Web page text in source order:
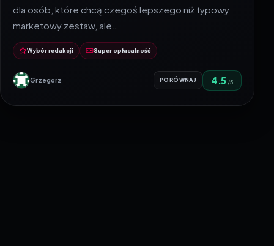
dla osób, które chcą czegoś lepszego niż typowy
marketowy zestaw, ale…
Wybór redakcji Super opłacalność
Grzegorz PORÓWNAJ 4.5 /5